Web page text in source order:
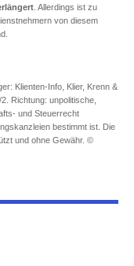
. Allerdings ist zu
von diesem
Klienten-Info, Klier, Krenn &
Richtung: unpolitische,
und Steuerrecht
bestimmt ist. Die
und ohne Gewähr. ©